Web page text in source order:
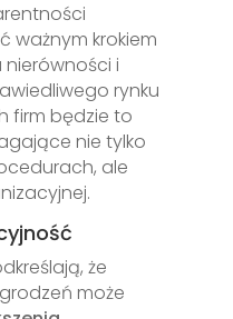
ważnym krokiem
nierówności i
rynku
firm będzie to
nie tylko
ale
że
może